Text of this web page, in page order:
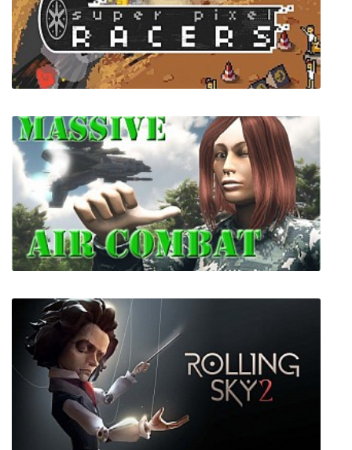
Parkitect
Super Pixel Racers
Massive Air Combat